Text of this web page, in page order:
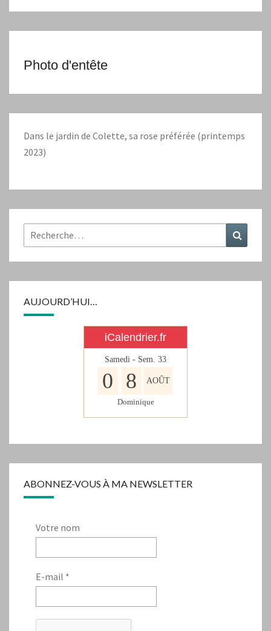
Photo d'entête
Dans le jardin de Colette, sa rose préférée (printemps
2023)
Rechercher :
AUJOURD’HUI…
iCalendrier.fr
Samedi - Sem. 33
0 8 AOÛT
Dominique
ABONNEZ-VOUS À MA NEWSLETTER
Votre nom
E-mail *